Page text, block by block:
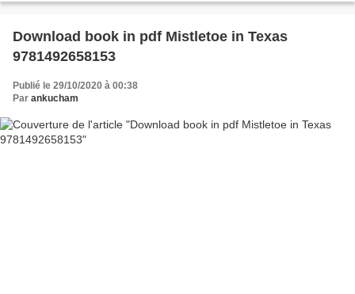
Download book in pdf Mistletoe in Texas
9781492658153
Publié le 29/10/2020 à 00:38
Par ankucham